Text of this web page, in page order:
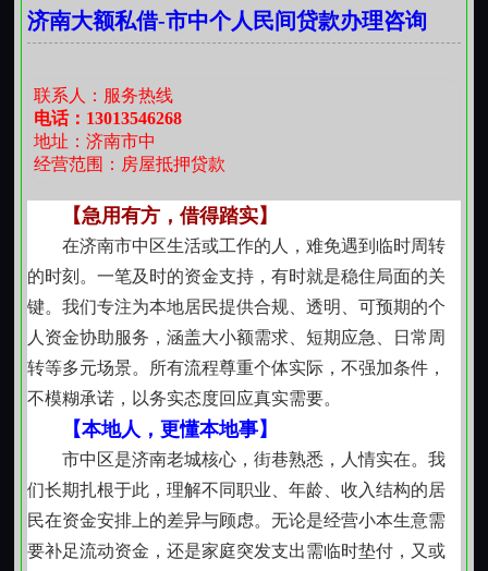
服务承诺:
透明化操作流程，让您清晰了解每一步进展
安全保障措施到位，确保您的资产安全
快速响应机制，缩短贷款服务咨询服务咨询周期，
提高审批效率
如有任何房产贷款服务咨询服务咨询相关需求，请
随时联系我们，我们
将竭诚为您服务。
发票请联系商家开具，感谢您的配合与支持。
联系我时，请说是在红火网看到的，谢谢！
济南大额私借-市中个人民间贷款办理咨询
联系人：服务热线
电话：13013546268
地址：济南市中
经营范围：房屋抵押贷款
【急用有方，借得踏实】
在济南市中区生活或工作的人，难免遇到临时周转
的时刻。一笔及时的资金支持，有时就是稳住局面的关
键。我们专注为本地居民提供合规、透明、可预期的个
人资金协助服务，涵盖大小额需求、短期应急、日常周
转等多元场景。所有流程尊重个体实际，不强加条件，
不模糊承诺，以务实态度回应真实需要。
【本地人，更懂本地事】
市中区是济南老城核心，街巷熟悉，人情实在。我
们长期扎根于此，理解不同职业、年龄、收入结构的居
民在资金安排上的差异与顾虑。无论是经营小本生意需
要补足流动资金，还是家庭突发支出需临时垫付，又或